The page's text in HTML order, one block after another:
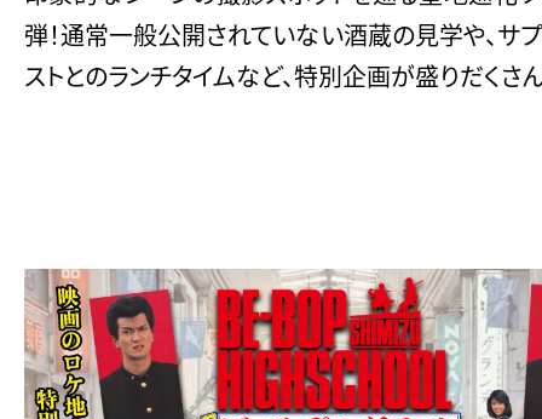
弾！通常一般公開されていない酒蔵の見学や、サ
ストとのランチタイムなど、特別企画が盛りだくさ